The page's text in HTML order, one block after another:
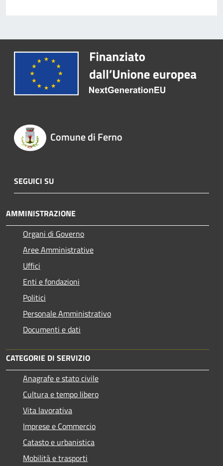
Comune di Ferno
SEGUICI SU
AMMINISTRAZIONE
Organi di Governo
Aree Amministrative
Uffici
Enti e fondazioni
Politici
Personale Amministrativo
Documenti e dati
CATEGORIE DI SERVIZIO
Anagrafe e stato civile
Cultura e tempo libero
Vita lavorativa
Imprese e Commercio
Catasto e urbanistica
Mobilità e trasporti